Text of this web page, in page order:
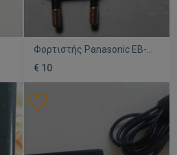
Φορτιστής Panasonic EB-
CAD95EU μεταχειρισμένος
€ 10